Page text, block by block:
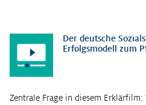
Der deutsche
Erfolgsmodell zum
Zentrale Frage in diesem